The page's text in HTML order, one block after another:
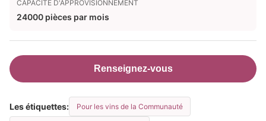
CAPACITÉ D'APPROVISIONNEMENT
24000 pièces par mois
Renseignez-vous
Les étiquettes: Pour les vins de la Communauté